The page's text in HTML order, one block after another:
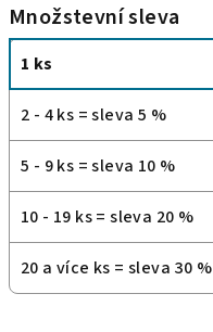
Množstevní sleva
1 ks
2 - 4 ks = sleva 5 %
5 - 9 ks = sleva 10 %
10 - 19 ks = sleva 20 %
20 a více ks = sleva 30 %